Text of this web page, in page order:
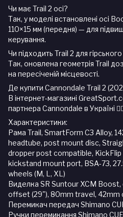
Чи має Trail 2 осі?
Так, у моделі встановлені осі
110×15 мм (передня) — для
керування.
Чи підходить Trail 2 для
Так, оновлена геометрія Trail
на пересіченій місцевості.
Де купити Cannondale Trail 2
В інтернет-магазині
партнера Cannondale в Україні
Характеристики:
Рама Trail, SmartForm C3 Alloy,
headtube, post mount disc,
dropper post compatible, KickFlip
kickstand mount port, BSA-73,
wheels (M, L, XL)
Виделка SR Suntour XCM
offset (29"), 80mm travel, 42mm
Перемикач передач Shimano
Ручки перемикання Shimano